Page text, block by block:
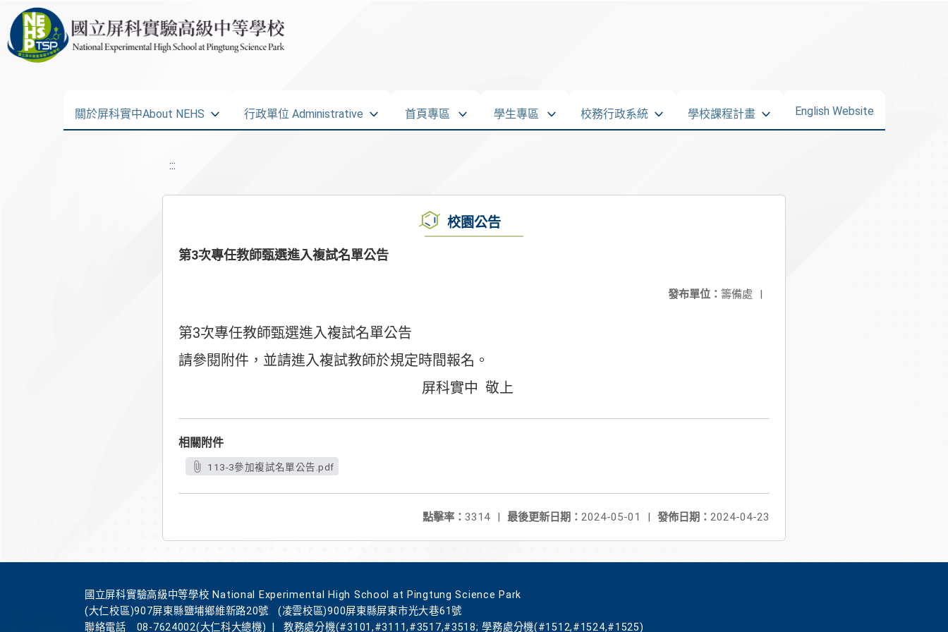
關於屏科實中About NEHS 行政單位 Administrative 首頁專區 學生專區 校務行政系統 學校課程計畫 English Website
:::
校園公告
第3次專任教師甄選進入複試名單公告
發布單位： 籌備處 |
第3次專任教師甄選進入複試名單公告
請參閱附件，並請進入複試教師於規定時間報名。
屏科實中 敬上
相關附件
113-3參加複試名單公告.pdf
發佈日期： 2024-04-23
最後更新日期： 2024-05-01 |
點擊率： 3314 |
國立屏科實驗高級中等學校 National Experimental High School at Pingtung Science Park
(大仁校區)907屏東縣鹽埔鄉維新路20號
(凌雲校區)900屏東縣屏東市光大巷61號
聯絡電話
08-7624002(大仁科大總機) 教務處分機(#3101,#3111,#3517,#3518; 學務處分機(#1512,#1524,#1525)